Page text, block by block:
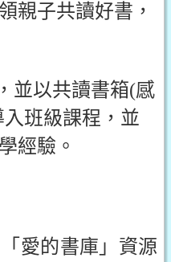
親子共讀好書，
並以共讀書箱(感
班級課程，並
經驗。
愛的書庫」資源